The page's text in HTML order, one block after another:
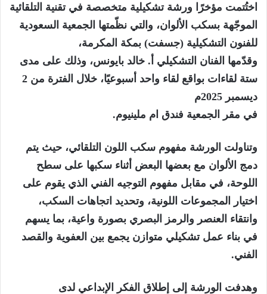
اختُتمت مؤخرًا ورشة تشكيلية متخصصة في تقنية التلقائية
الموجّهة بسكب الألوان، والتي نظّمتها الجمعية السعودية
للفنون التشكيلية (جسفت) بمكة المكرمة،
وقدّمها الفنان التشكيلي أ. خالد بايونس، وذلك على مدى
ستة لقاءات بواقع لقاء واحد أسبوعيًا، خلال الفترة من 2
ديسمبر 2025م
في مقر الجمعية فندق ام ملينيوم.
وتناولت الورشة مفهوم سكب اللون التلقائي، حيث يتم
دمج الألوان مع بعضها البعض أثناء سكبها على سطح
اللوحة، في مقابل مفهوم التوجيه الفني الذي يقوم على
اختيار المجموعات اللونية، وتحديد اتجاهات السكب،
وانتقاء العنصر والرمز البصري بصورة واعية، بما يسهم
في بناء عمل تشكيلي متوازن يجمع بين العفوية والقصد
الفني.
وهدفت الورشة إلى إطلاق الفكر الإبداعي لدى